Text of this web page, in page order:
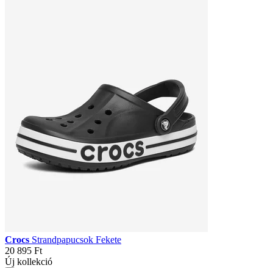
Crocs Strandpapucsok Fekete
20 895 Ft
Új kollekció